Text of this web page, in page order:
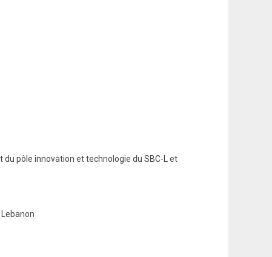
du pôle innovation et technologie du SBC-L et
Sword Lebanon